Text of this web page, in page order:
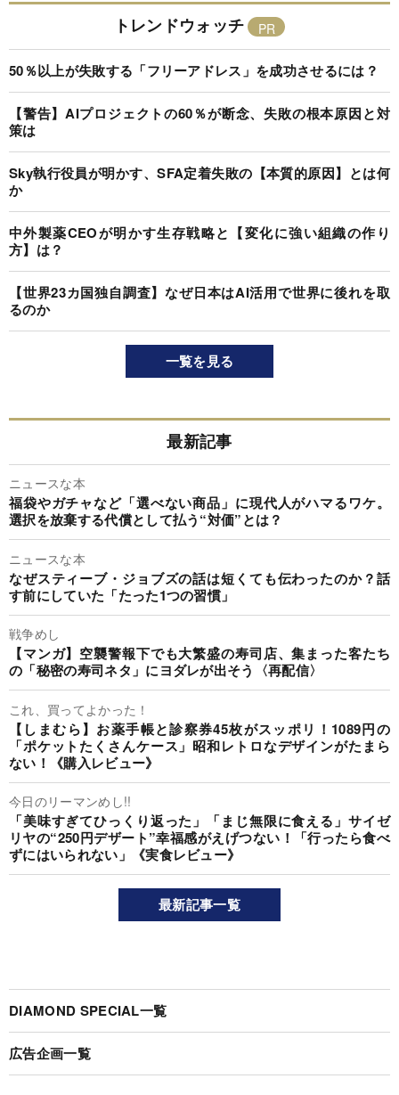
トレンドウォッチ
50％以上が失敗する「フリーアドレス」を成功させるには？
【警告】AIプロジェクトの60％が断念、失敗の根本原因と対
策は
Sky執行役員が明かす、SFA定着失敗の【本質的原因】とは何
か
中外製薬CEOが明かす生存戦略と【変化に強い組織の作り
方】は？
【世界23カ国独自調査】なぜ日本はAI活用で世界に後れを取
るのか
一覧を見る
最新記事
ニュースな本
福袋やガチャなど「選べない商品」に現代人がハマるワケ。
選択を放棄する代償として払う“対価”とは？
ニュースな本
なぜスティーブ・ジョブズの話は短くても伝わったのか？話
す前にしていた「たった1つの習慣」
戦争めし
【マンガ】空襲警報下でも大繁盛の寿司店、集まった客たち
の「秘密の寿司ネタ」にヨダレが出そう〈再配信〉
これ、買ってよかった！
【しまむら】お薬手帳と診察券45枚がスッポリ！1089円の
「ポケットたくさんケース」昭和レトロなデザインがたまら
ない！《購入レビュー》
今日のリーマンめし!!
「美味すぎてひっくり返った」「まじ無限に食える」サイゼ
リヤの“250円デザート”幸福感がえげつない！「行ったら食べ
ずにはいられない」《実食レビュー》
最新記事一覧
DIAMOND SPECIAL一覧
広告企画一覧